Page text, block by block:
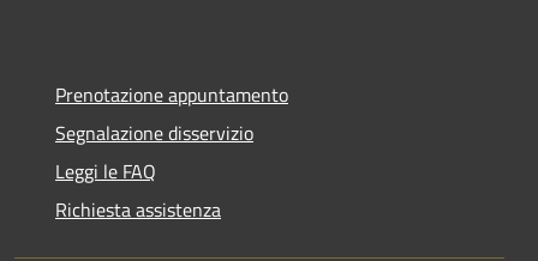
Prenotazione appuntamento
Segnalazione disservizio
Leggi le FAQ
Richiesta assistenza